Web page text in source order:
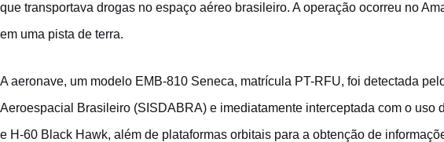
que transportava drogas no espaço aéreo brasileiro. A operação ocorreu no
em uma pista de terra.
A aeronave, um modelo EMB-810 Seneca, matrícula PT-RFU, foi detectada
Aeroespacial Brasileiro (SISDABRA) e imediatamente interceptada com o uso
e H-60 Black Hawk, além de plataformas orbitais para a obtenção de